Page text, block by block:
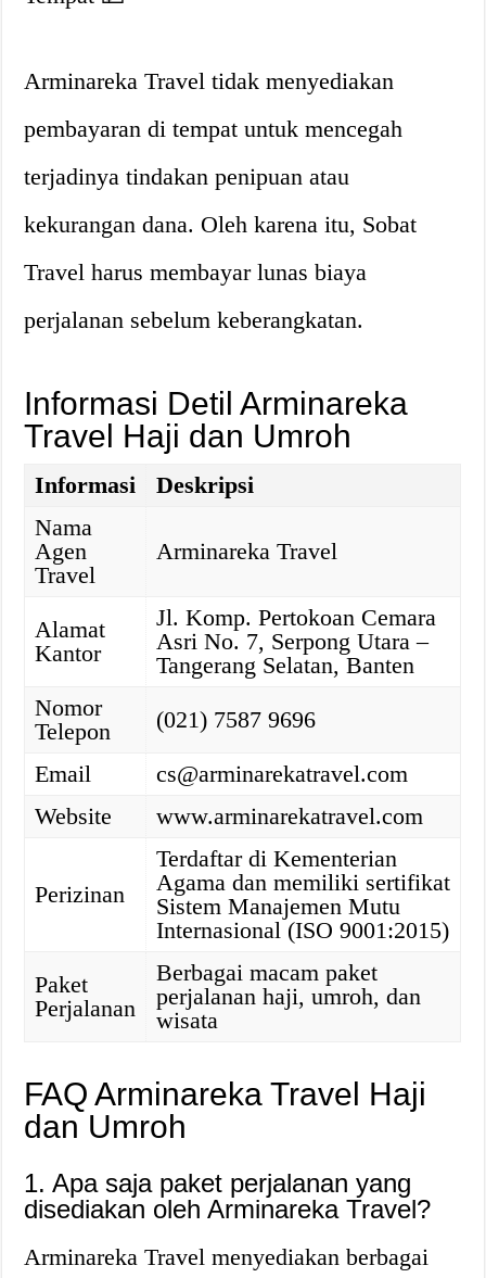
Arminareka Travel tidak menyediakan
pembayaran di tempat untuk mencegah
terjadinya tindakan penipuan atau
kekurangan dana. Oleh karena itu, Sobat
Travel harus membayar lunas biaya
perjalanan sebelum keberangkatan.
Informasi Detil Arminareka
Travel Haji dan Umroh
Informasi
Deskripsi
Nama
Agen
Travel
Arminareka Travel
Alamat
Kantor
Jl. Komp. Pertokoan Cemara
Asri No. 7, Serpong Utara –
Tangerang Selatan, Banten
Nomor
Telepon
(021) 7587 9696
Email
cs@arminarekatravel.com
Website
www.arminarekatravel.com
Perizinan
Terdaftar di Kementerian
Agama dan memiliki sertifikat
Sistem Manajemen Mutu
Internasional (ISO 9001:2015)
Paket
Perjalanan
Berbagai macam paket
perjalanan haji, umroh, dan
wisata
FAQ Arminareka Travel Haji
dan Umroh
1. Apa saja paket perjalanan yang
disediakan oleh Arminareka Travel?
Arminareka Travel menyediakan berbagai